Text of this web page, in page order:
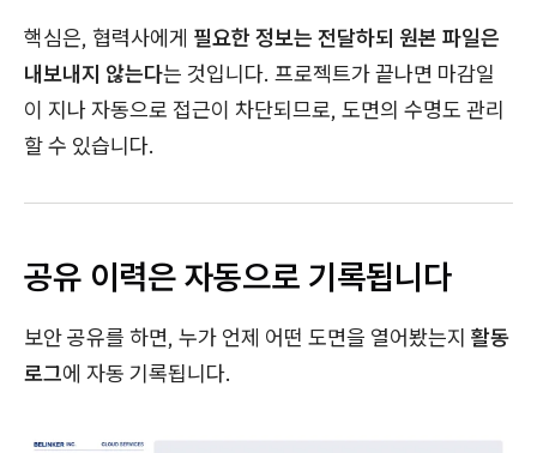
핵심은, 협력사에게 필요한 정보는 전달하되 원본 파일은
내보내지 않는다는 것입니다. 프로젝트가 끝나면 마감일
이 지나 자동으로 접근이 차단되므로, 도면의 수명도 관리
할 수 있습니다.
공유 이력은 자동으로 기록됩니다
보안 공유를 하면, 누가 언제 어떤 도면을 열어봤는지 활동
로그에 자동 기록됩니다.